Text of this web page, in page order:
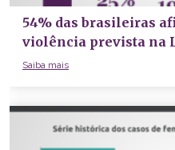
54% das brasileiras
violência prevista na
Saiba mais